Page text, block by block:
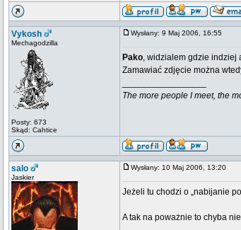
Vykosh
Mechagodzilla
Posty: 673
Skąd: Cahtice
Wysłany: 9 Maj 2006, 16:55
Pako, widzialem gdzie indziej
Zamawiać zdjęcie można
The more people I meet, the
salo
Jaskier
Wysłany: 10 Maj 2006, 13:20
Jeżeli tu chodzi o „nabijanie
A tak na poważnie to chyba